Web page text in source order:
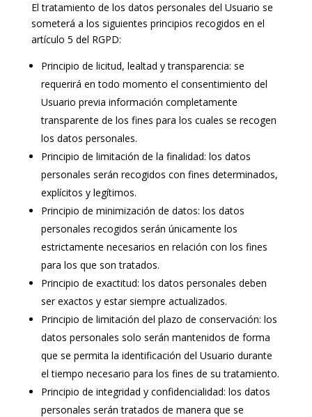
El tratamiento de los datos personales del Usuario se
someterá a los siguientes principios recogidos en el
artículo 5 del RGPD:
Principio de licitud, lealtad y transparencia: se
requerirá en todo momento el consentimiento del
Usuario previa información completamente
transparente de los fines para los cuales se recogen
los datos personales.
Principio de limitación de la finalidad: los datos
personales serán recogidos con fines determinados,
explícitos y legítimos.
Principio de minimización de datos: los datos
personales recogidos serán únicamente los
estrictamente necesarios en relación con los fines
para los que son tratados.
Principio de exactitud: los datos personales deben
ser exactos y estar siempre actualizados.
Principio de limitación del plazo de conservación: los
datos personales solo serán mantenidos de forma
que se permita la identificación del Usuario durante
el tiempo necesario para los fines de su tratamiento.
Principio de integridad y confidencialidad: los datos
personales serán tratados de manera que se